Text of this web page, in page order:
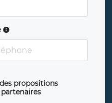
propositions